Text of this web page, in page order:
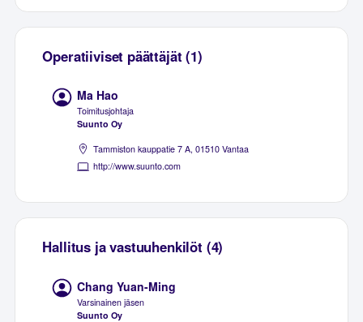
Operatiiviset päättäjät (1)
Ma Hao
Toimitusjohtaja
Suunto Oy
Tammiston kauppatie 7 A, 01510 Vantaa
http://www.suunto.com
Hallitus ja vastuuhenkilöt (4)
Chang Yuan-Ming
Varsinainen jäsen
Suunto Oy